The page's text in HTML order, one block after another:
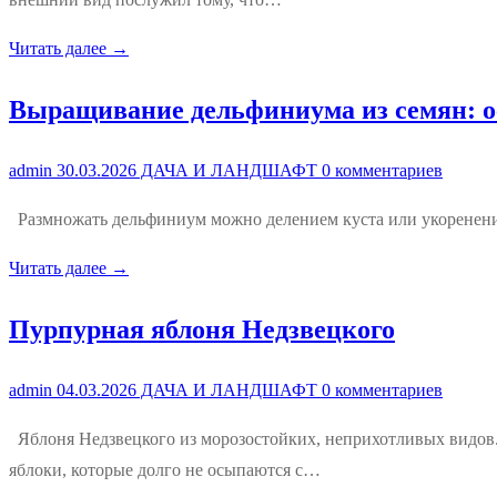
Читать далее →
Выращивание дельфиниума из семян:
admin 30.03.2026 ДАЧА И ЛАНДШАФТ 0 комментариев
Размножать дельфиниум можно делением куста или
Читать далее →
Пурпурная яблоня Недзвецкого
admin 04.03.2026 ДАЧА И ЛАНДШАФТ 0 комментариев
Яблоня Недзвецкого из морозостойких, неприхотливых
яблоки, которые долго не осыпаются с…